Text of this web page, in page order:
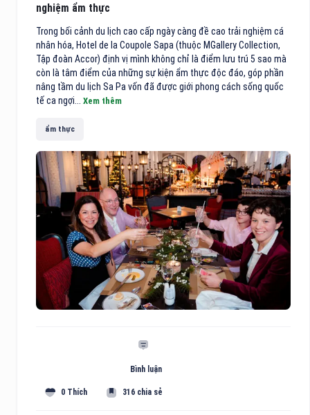
nghiệm ẩm thực
Trong bối cảnh du lịch cao cấp ngày càng đề cao trải nghiệm cá
nhân hóa, Hotel de la Coupole Sapa (thuộc MGallery Collection,
Tập đoàn Accor) định vị mình không chỉ là điểm lưu trú 5 sao mà
còn là tâm điểm của những sự kiện ẩm thực độc đáo, góp phần
nâng tầm du lịch Sa Pa vốn đã được giới phong cách sống quốc
tế ca ngợi... Xem thêm
ẩm thực
Bình luận
0 Thích 316 chia sẻ